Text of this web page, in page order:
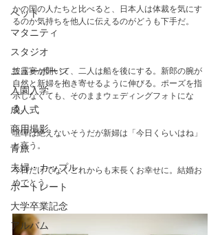
ペット
マタニティ
スタジオ
ニューボーン
入園入学
成人式
商用撮影
青旅
夫婦・カップル
ポートレート
大学卒業記念
アルバム
かの国の人たちと比べると、日本人は体裁を気にす
るのか気持ちを他人に伝えるのがどうも下手だ。
披露宴が開いて、二人は船を後にする。新郎の腕が
自然と新婦を抱き寄せるように伸びる。ポーズを指
示しなくても、そのままウェディングフォトにな
る。
喧嘩は絶えないそうだが新婦は「今日くらいはね」
と言う。
今日だけでなくこれからも末長くお幸せに。結婚お
めでとう。